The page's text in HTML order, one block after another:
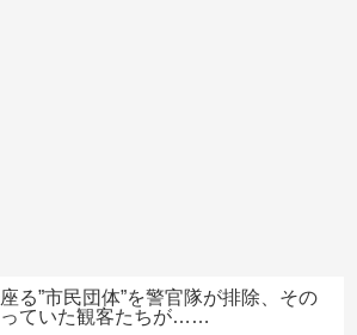
る”市民団体”を警官隊が排除、その
ていた観客たちが……